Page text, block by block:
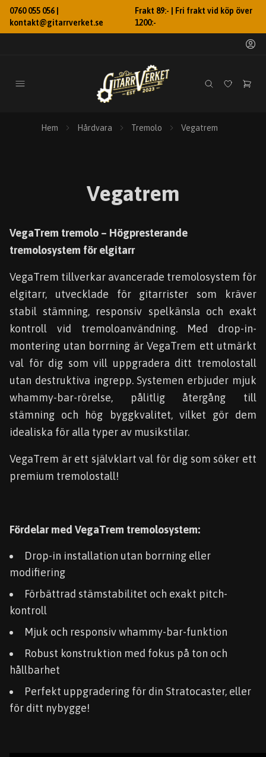
0760 055 056 |
kontakt@gitarrverket.se
Frakt 89:- | Fri frakt vid köp över
1200:-
Hem Hårdvara Tremolo Vegatrem
Vegatrem
VegaTrem tremolo – Högpresterande
tremolosystem för elgitarr
VegaTrem tillverkar avancerade tremolosystem för
elgitarr, utvecklade för gitarrister som kräver
stabil stämning, responsiv spelkänsla och exakt
kontroll vid tremoloanvändning. Med drop-in-
montering utan borrning är VegaTrem ett utmärkt
val för dig som vill uppgradera ditt tremolostall
utan destruktiva ingrepp. Systemen erbjuder mjuk
whammy-bar-rörelse, pålitlig återgång till
stämning och hög byggkvalitet, vilket gör dem
idealiska för alla typer av musikstilar.
VegaTrem är ett självklart val för dig som söker ett
premium tremolostall!
Fördelar med VegaTrem tremolosystem:
Drop-in installation utan borrning eller
modifiering
Förbättrad stämstabilitet och exakt pitch-
kontroll
Mjuk och responsiv whammy-bar-funktion
Robust konstruktion med fokus på ton och
hållbarhet
Perfekt uppgradering för din Stratocaster, eller
för ditt nybygge!